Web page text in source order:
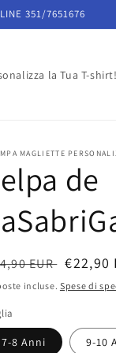
351/7651676
la Tua T-shirt!
MAGLIETTE
de
EUR Prezzo
€22,90
incluse. Spese di
7-8 Anni 9-10